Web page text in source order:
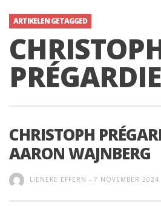
ARTIKELEN GETAGGED
CHRISTOPH
AARON WAJNBERG
LIENEKE EFFERN - 7 NOVEMBER 2024